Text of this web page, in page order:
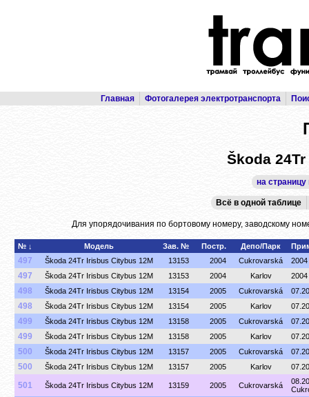
Главная Фотогалерея электротранспорта
Škoda
на страницу
Всё в одной таблице
Для упорядочивания по бортовому номеру, заводскому
№ ↓ Модель Зав. № Постр. Депо/Парк
497 Škoda 24Tr Irisbus Citybus 12M 13153 2004 Cukrovarská
497 Škoda 24Tr Irisbus Citybus 12M 13153 2004 Karlov
498 Škoda 24Tr Irisbus Citybus 12M 13154 2005 Cukrovarská
498 Škoda 24Tr Irisbus Citybus 12M 13154 2005 Karlov
499 Škoda 24Tr Irisbus Citybus 12M 13158 2005 Cukrovarská
499 Škoda 24Tr Irisbus Citybus 12M 13158 2005 Karlov
500 Škoda 24Tr Irisbus Citybus 12M 13157 2005 Cukrovarská
500 Škoda 24Tr Irisbus Citybus 12M 13157 2005 Karlov
501 Škoda 24Tr Irisbus Citybus 12M 13159 2005 Cukrovarská